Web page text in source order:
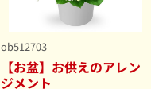
ob512703
【お盆】お供えのアレン
ジメント